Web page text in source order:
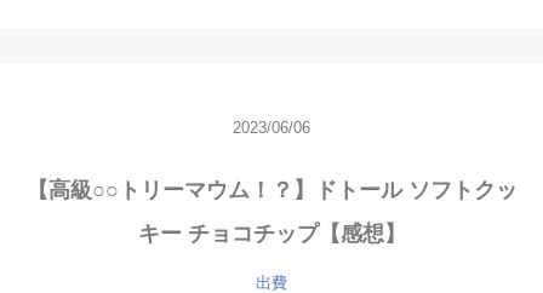
2023/06/06
【高級○○トリーマウム！？】ドトール ソフトクッ
キー チョコチップ【感想】
出費